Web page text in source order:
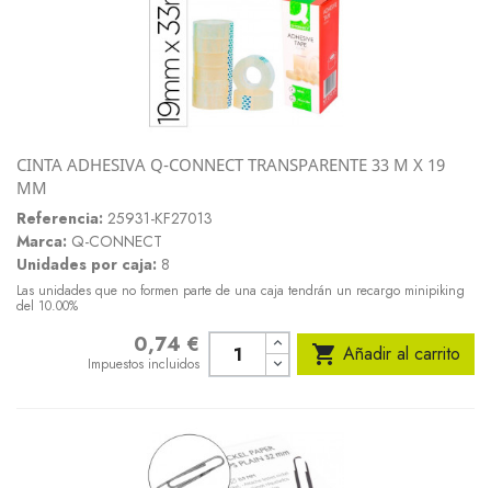
CINTA ADHESIVA Q-CONNECT TRANSPARENTE 33 M X 19
MM
Referencia: 25931-KF27013
Marca: Q-CONNECT
Unidades por caja: 8
Las unidades que no formen parte de una caja tendrán un recargo minipiking
del 10.00%
0,74 €
Impuestos incluidos  Añadir al carrito